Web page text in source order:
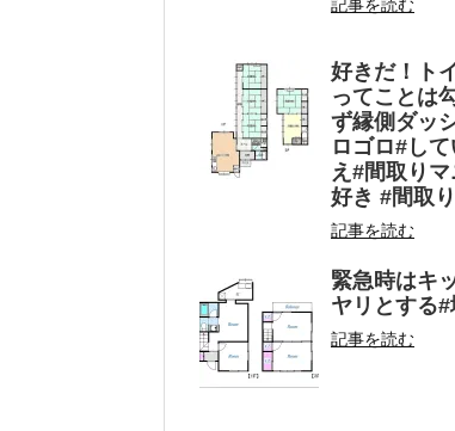
記事を読む
好きだ！ト
ってことは
ず縁側ダッ
ロゴロ#し
え#間取り
好き #間取
記事を読む
緊急時はキ
ヤリとする
記事を読む